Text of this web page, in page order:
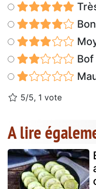
Bon
Bof
5/5, 1 vote
A lire